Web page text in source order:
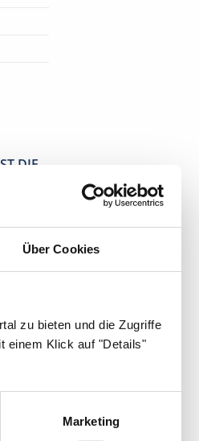
Über Cookies
zu bieten und die Zugriffe
einem Klick auf "Details"
Marketing
DIE